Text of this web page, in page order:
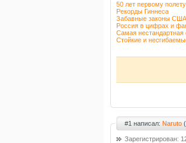
50 лет первому
Рекорды Гиннеса
Забавные законы США
Россия в цифрах и
Самая нестандартная
Стойкие и
#1 написал: Naruto
Зарегистрирован: